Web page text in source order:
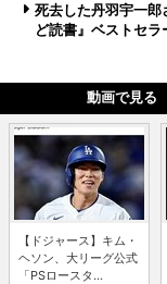
死去した丹羽宇一
ど読書』ベストセラ
動画で見る
【ドジャース】キム・
ヘソン、大リーグ公式
「PSロースタ...